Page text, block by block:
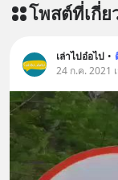
โพสต์ที่เกี่ย
เล่าไปอ๋อไป •
24 ก.ค. 2021